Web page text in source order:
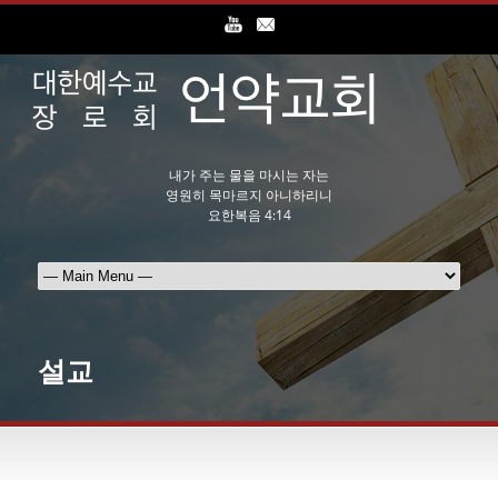
내가 주는 물을 마시는 자는
영원히 목마르지 아니하리니
요한복음 4:14
설교